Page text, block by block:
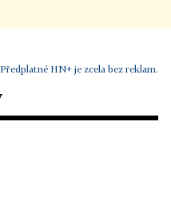
Předplatné HN+ je zcela bez reklam.